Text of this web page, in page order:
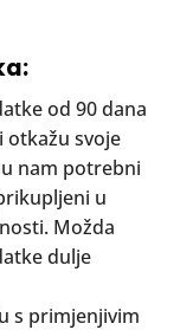
od 90 dana
otkažu svoje
nam potrebni
u
Možda
dulje
s primjenjivim